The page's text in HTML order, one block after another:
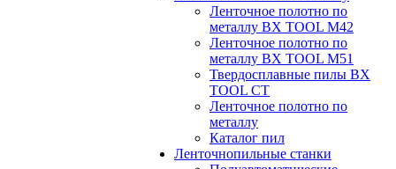
Ленточное полотно по
металлу BX TOOL M42
Ленточное полотно по
металлу BX TOOL M51
Твердосплавные пилы BX
TOOL CT
Ленточное полотно по
металлу
Каталог пил
Ленточнопильные станки